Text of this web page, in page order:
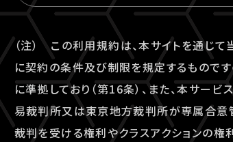
（注） この利用規約は、本サイトを通じ
に契約の条件及び制限を規定するものです
に準拠しており（第16条）、また、本サ
易裁判所又は東京地方裁判所が専属合意
裁判を受ける権利やクラスアクションの権